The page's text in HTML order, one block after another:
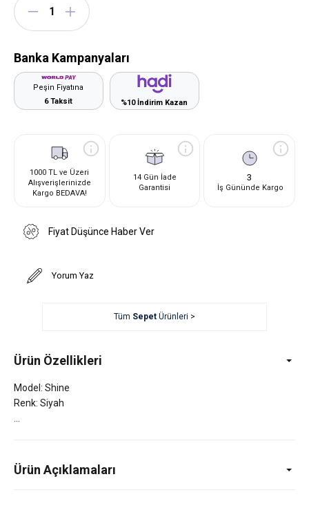
Banka Kampanyaları
Peşin Fiyatına
6 Taksit
%10 İndirim Kazan
1000 TL ve Üzeri
Alışverişlerinizde
Kargo BEDAVA!
14 Gün İade
Garantisi
3
İş Gününde Kargo
Fiyat Düşünce Haber Ver
Yorum Yaz
Tüm SepetÜrünleri >
Ürün Özellikleri
Model: Shine
Renk: Siyah
Ürün Açıklamaları